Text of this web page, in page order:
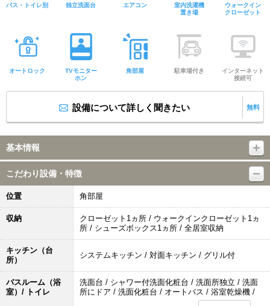
バス・トイレ別 独立洗面台 エアコン
室内洗濯機
置き場
ウォークイン
クローゼット
オートロック
TVモニター
ホン
角部屋 駐車場付き
インターネット
接続可
設備について詳しく聞きたい 無料
基本情報
こだわり設備・特徴
位置 角部屋
収納
クローゼット1ヵ所 / ウォークインクローゼット1ヵ
所 / シューズボックス1ヵ所 / 全居室収納
キッチン（台
所）
システムキッチン / 対面キッチン / グリル付
バスルーム（浴
室）/ トイレ
洗面台 / シャワー付洗面化粧台 / 洗面所独立 / 洗面
所にドア / 洗面化粧台 / オートバス / 浴室乾燥機 /